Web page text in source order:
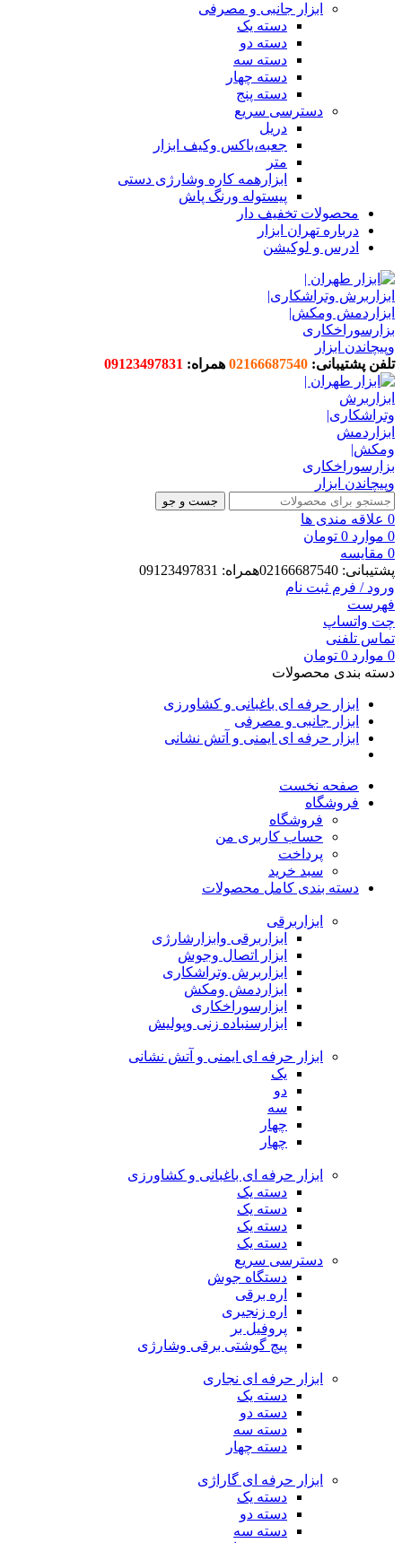
ابزار جانبی و مصرفی
دسته یک
دسته دو
دسته سه
دسته چهار
دسته پنج
دسترسی سریع
دریل
جعبه،باکس وکیف ابزار
متر
ابزارهمه کاره وشارژی دستی
پیستوله ورنگ پاش
محصولات تخفیف دار
درباره تهران ابزار
ادرس و لوکیشن
تلفن پشتیبانی: 02166687540 همراه: 09123497831
جست و جو
0 علاقه مندی ها
0 موارد 0 تومان
0 مقایسه
پشتیبانی: 02166687540همراه: 09123497831
ورود / فرم ثبت نام
فهرست
چت واتساپ
تماس تلفنی
0 موارد 0 تومان
دسته بندی محصولات
ابزار حرفه ای باغبانی و کشاورزی
ابزار جانبی و مصرفی
ابزار حرفه ای ایمنی و آتش نشانی
صفحه نخست
فروشگاه
فروشگاه
حساب کاربری من
پرداخت
سبد خرید
دسته بندی کامل محصولات
ابزاربرقی
ابزاربرقی وابزارشارژی
ابزار اتصال وجوش
ابزاربرش وتراشکاری
ابزاردمش ومکش
ابزارسوراخکاری
ابزارسنباده زنی وپولیش
ابزار حرفه ای ایمنی و آتش نشانی
یک
دو
سه
چهار
چهار
ابزار حرفه ای باغبانی و کشاورزی
دسته یک
دسته یک
دسته یک
دسته یک
دسترسی سریع
دستگاه جوش
اره برقی
اره زنجیری
پروفیل بر
پیچ گوشتی برقی وشارژی
ابزار حرفه ای نجاری
دسته یک
دسته دو
دسته سه
دسته چهار
ابزار حرفه ای گاراژی
دسته یک
دسته دو
دسته سه